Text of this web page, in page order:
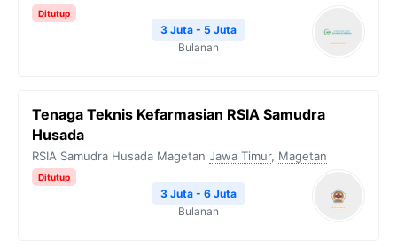
Ditutup
3 Juta - 5 Juta
Bulanan
Tenaga Teknis Kefarmasian RSIA Samudra
Husada
RSIA Samudra Husada Magetan Jawa Timur, Magetan
Ditutup
3 Juta - 6 Juta
Bulanan